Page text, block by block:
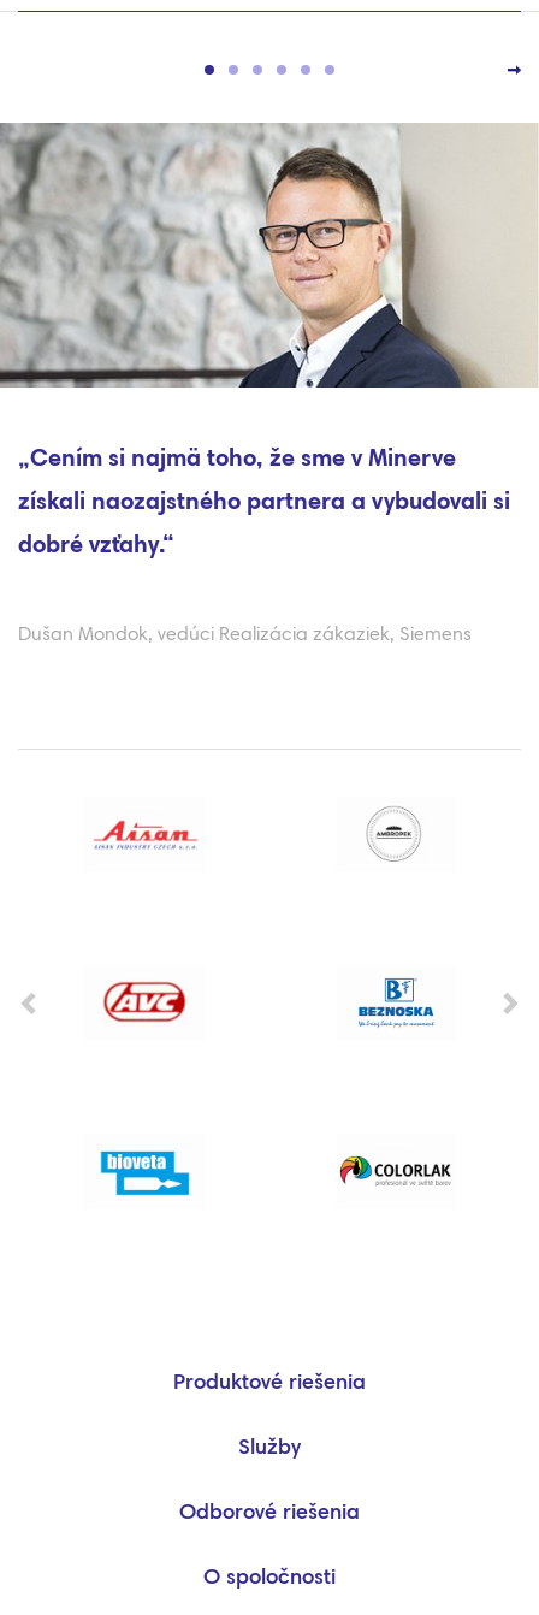
toho, že sme v Minerve
partnera a vybudovali si
vedúci Realizácia zákaziek, Siemens
„Vďaka
sme znížili
Produktové riešenia
Služby
Odborové riešenia
O spoločnosti